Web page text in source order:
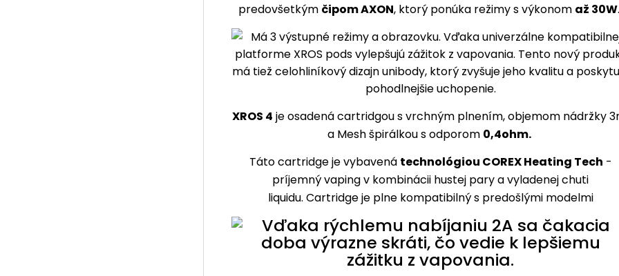
predovšetkým čipom AXON, ktorý ponúka režimy s výkonom až 30W.
XROS 4 je osadená cartridgou s vrchným plnením, objemom nádržky
a Mesh špirálkou s odporom 0,4ohm.
Táto cartridge je vybavená technológiou COREX Heating Tech -
príjemný vaping v kombinácii hustej pary a vyladenej chuti
liquidu. Cartridge je plne kompatibilný s predošlými modelmi